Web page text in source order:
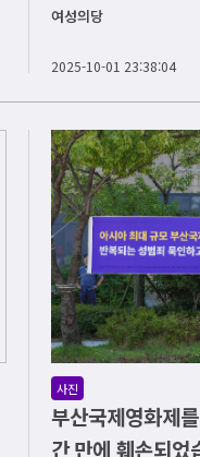
여성의당
2025-10-01 23:38:04
사진
부산국제영화제
간 만에 훼손되었